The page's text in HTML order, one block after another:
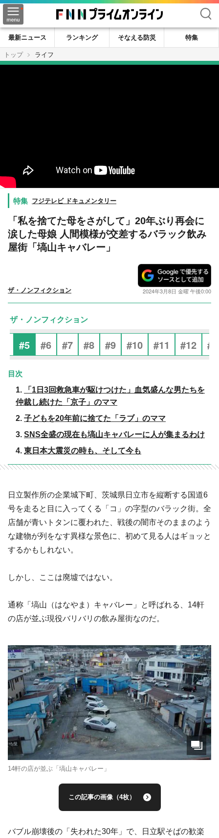
検索
最新ニュース ランキング そなえる防災
特集
トップ
ライフ
フジテレビ ドキュメンタリー
「私を捨てた母をさがして」20年ぶり再会に
涙した母娘 人間模様が交差するバラック飲み
屋街「塙山キャバレー」
ザ・ノンフィクション 2024年3月8日 金曜 午後0:00
ザ・ノンフィクション
#5 #6 #7 #8 #9 #10 #11 #12
「1日3回救急車が駆けつけた」血気盛んな男たちを
仲裁し続けた「京子」のママ
子どもを20年前に捨てた「ラブ」のママ
SNS全盛の現在も塙山キャバレーに人が集まるわけ
東日本大震災の時も、そして今も
日立製作所の企業城下町、茨城県日立市を縦断する国道6
号を走ると目に入ってくる「コ」の字型のバラック街。全
店舗が青いトタンに覆われた、戦後の闇市そのままのよう
な建物が列をなす異様な景色に、初めて見る人はギョッと
するかもしれない。
しかし、ここは廃墟ではない。
通称「塙山（はなやま）キャバレー」と呼ばれる、14軒
の店が並ぶ現役バリバリの飲み屋街なのだ。
14軒の店が並ぶ「塙山キャバレー」
この記事の画像（4枚）
バブル崩壊後の「失われた30年」で、日立駅そばの歓楽